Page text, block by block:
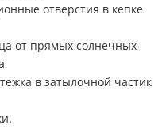
отверстия в кепке
от прямых солнечных
в затылочной частик